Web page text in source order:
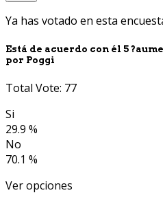
Ya has votado en esta
Está de acuerdo con él 5
por Poggi
Total Vote: 77
Si
29.9 %
No
70.1 %
Ver opciones